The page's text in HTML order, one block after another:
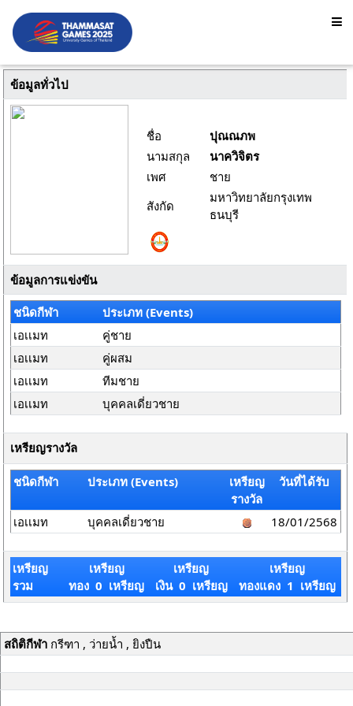
ข้อมูลทั่วไป
ชื่อ
ปุณณภพ
นามสกุล
นาควิจิตร
เพศ
ชาย
สังกัด
มหาวิทยาลัยกรุงเทพ
ธนบุรี
ข้อมูลการแข่งขัน
ชนิดกีฬา
ประเภท (Events)
เอเเมท
คู่ชาย
เอเเมท
คู่ผสม
เอเเมท
ทีมชาย
เอเเมท
บุคคลเดี่ยวชาย
เหรียญรางวัล
ชนิดกีฬา ประเภท (Events)
เหรียญ
รางวัล
วันที่ได้รับ
เอเเมท บุคคลเดี่ยวชาย 18/01/2568
เหรียญ
รวม
เหรียญ
ทอง 0 เหรียญ
เหรียญ
เงิน 0 เหรียญ
เหรียญ
ทองแดง 1 เหรียญ
สถิติกีฬากรีฑา , ว่ายน้ำ , ยิงปืน